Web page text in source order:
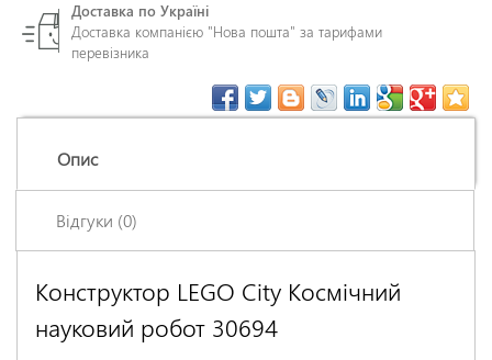
Доставка по Україні
Доставка компанією "Нова пошта" за тарифами
перевізника
Опис
Відгуки (0)
Конструктор LEGO City Космічний
науковий робот 30694
Залишіть відгук про цей товар першими
*
Ім'я